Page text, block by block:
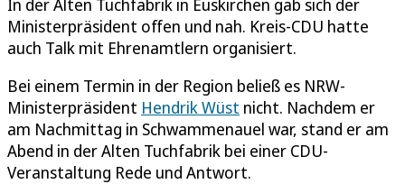
Ministerpräsident offen und nah. Kreis-CDU hatte
auch Talk mit Ehrenamtlern organisiert.
Bei einem Termin in der Region beließ es NRW-
Ministerpräsident Hendrik Wüst nicht. Nachdem er
am Nachmittag in Schwammenauel war, stand er am
Abend in der Alten Tuchfabrik bei einer CDU-
Veranstaltung Rede und Antwort.